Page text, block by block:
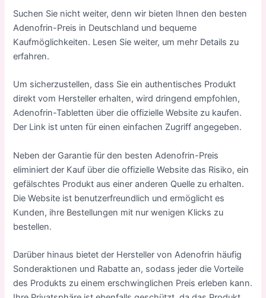
Suchen Sie nicht weiter, denn wir bieten Ihnen den besten
Adenofrin-Preis in Deutschland und bequeme
Kaufmöglichkeiten. Lesen Sie weiter, um mehr Details zu
erfahren.
Um sicherzustellen, dass Sie ein authentisches Produkt
direkt vom Hersteller erhalten, wird dringend empfohlen,
Adenofrin-Tabletten über die offizielle Website zu kaufen.
Der Link ist unten für einen einfachen Zugriff angegeben.
Neben der Garantie für den besten Adenofrin-Preis
eliminiert der Kauf über die offizielle Website das Risiko, ein
gefälschtes Produkt aus einer anderen Quelle zu erhalten.
Die Website ist benutzerfreundlich und ermöglicht es
Kunden, ihre Bestellungen mit nur wenigen Klicks zu
bestellen.
Darüber hinaus bietet der Hersteller von Adenofrin häufig
Sonderaktionen und Rabatte an, sodass jeder die Vorteile
des Produkts zu einem erschwinglichen Preis erleben kann.